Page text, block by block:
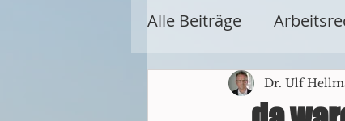
Alle Beiträge
Miet- und Dr. Ulf